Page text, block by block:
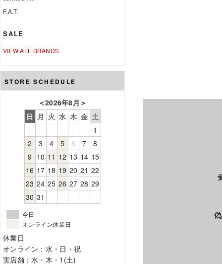
F.A.T.
SALE
VIEW ALL BRANDS
STORE SCHEDULE
＜2026年8月 ＞
日 月 火 水 木 金 土
1
2
3 4 5 6 7
8
9 10 11 12 13 14 15
16 17 18 19 20 21 22
23 24 25 26 27 28 29
30 31
今日
オンライン休業日
休業日
オンライン：水・日・祝
実店舗：水・木・1(土)